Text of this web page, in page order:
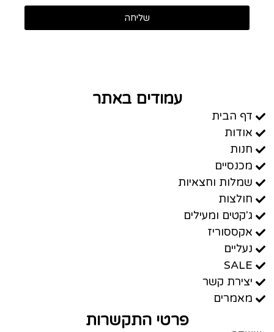
שליחה
עמודים באתר
דף הבית
אודות
חנות
מכנסיים
שמלות וחצאיות
חולצות
ג'קטים ומעילים
אקססוריז
נעליים
SALE
יצירת קשר
מאמרים
פרטי התקשרות